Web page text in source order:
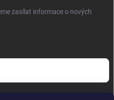
zasílat informace o nových